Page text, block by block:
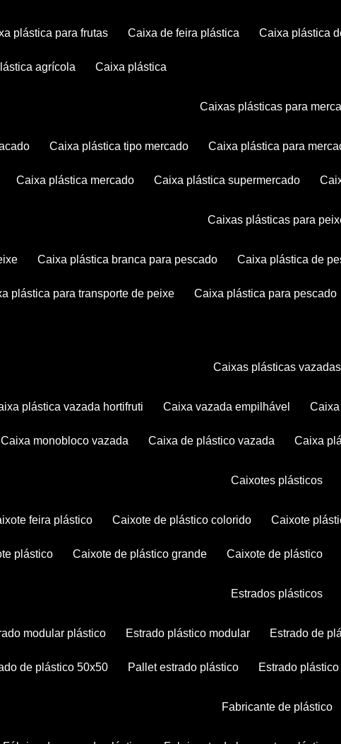
plástica para frutas caixa de feira plástica caixa plástica
agrícola caixa plástica
caixas plásticas para
caixa plástica tipo mercado caixa plástica para
caixa plástica mercado caixa plástica supermercado
caixas plásticas para
caixa plástica branca para pescado caixa plástica de
plástica para transporte de peixe caixa plástica para pescado
caixas plásticas vazadas
plástica vazada hortifruti caixa vazada empilhável
caixa monobloco vazada caixa de plástico vazada caixa
caixotes plásticos
feira plástico caixote de plástico colorido caixote
plástico caixote de plástico grande caixote de plástico
estrados plásticos
modular plástico estrado plástico modular estrado de
de plástico 50x50 pallet estrado plástico estrado
fabricante de plástico